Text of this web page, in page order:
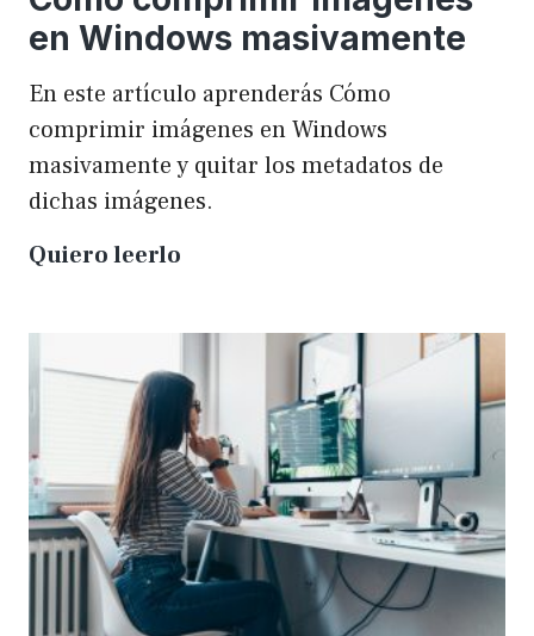
en Windows masivamente
En este artículo aprenderás Cómo
comprimir imágenes en Windows
masivamente y quitar los metadatos de
dichas imágenes.
Quiero leerlo
imágenes
Windows
masivamente